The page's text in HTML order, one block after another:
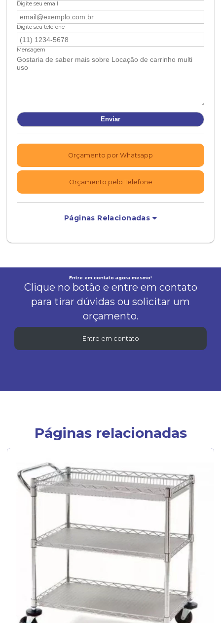
Digite seu email
Digite seu telefone
Mensagem
Orçamento por Whatsapp
Orçamento pelo Telefone
Páginas Relacionadas
Entre em contato agora mesmo!
Clique no botão e entre em contato
para tirar dúvidas ou solicitar um
orçamento.
Entre em contato
Páginas relacionadas